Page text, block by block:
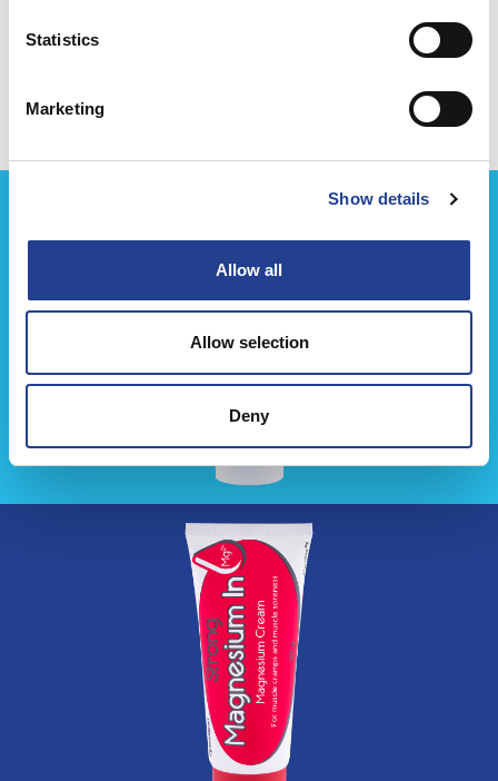
Statistics
Marketing
Show details
Allow all
Allow selection
Deny